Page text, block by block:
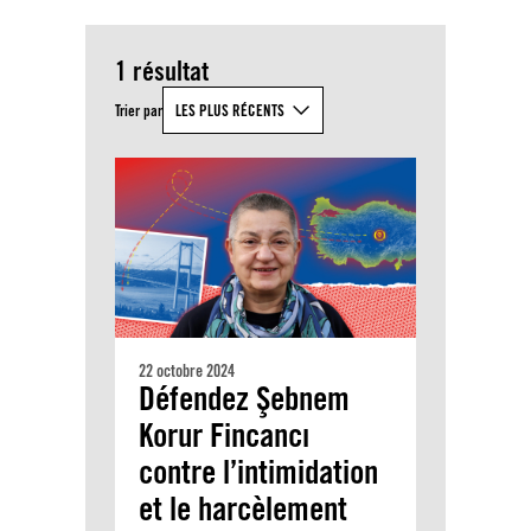
1 résultat
Trier par LES PLUS RÉCENTS
22 octobre 2024
Défendez Şebnem
Korur Fincancı
contre l’intimidation
et le harcèlement